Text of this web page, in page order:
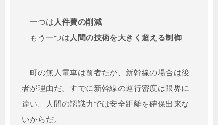
一つは 人件費の削減
もう一つは 人間の技術を大きく超える制御
町の無人電車は前者だが、新幹線の場合は後
者が理由だ。すでに新幹線の運行密度は限界に
違い。人間の認識力では安全距離を確保出来な
いからだ。